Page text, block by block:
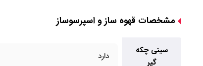
مشخصات قهوه ساز و اسپرسوساز
سینی چکه
گیر
دارد